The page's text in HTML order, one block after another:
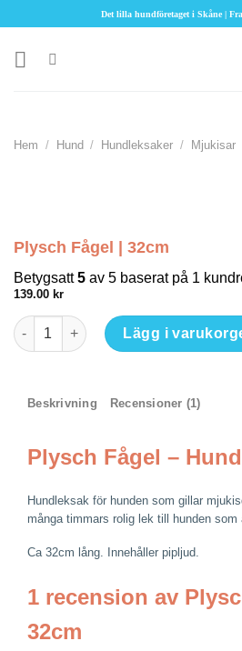
content
Det lilla hundföretaget i Skåne |
Hem / Hund / Hundleksaker / Mjukisar
Plysch Fågel | 32cm
Betygsatt5 av 5 baserat på 1
139.00 kr
Plysch Fågel | 32cm mängd
Lägg i
Beskrivning Recensioner (1)
Plysch Fågel –
Hundleksak för hunden som gillar
många timmars rolig lek till hunden
Ca 32cm lång. Innehåller pipljud.
1 recension av
32cm